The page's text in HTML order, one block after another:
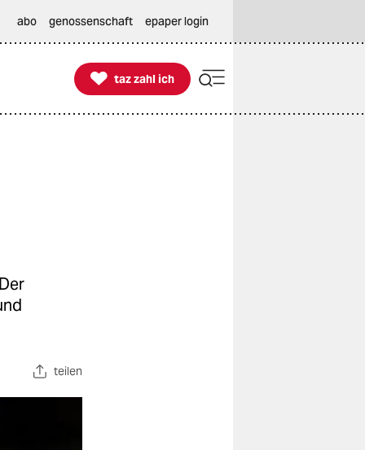
abo genossenschaft epaper login

taz zahl ich
taz zahl ich
teilen